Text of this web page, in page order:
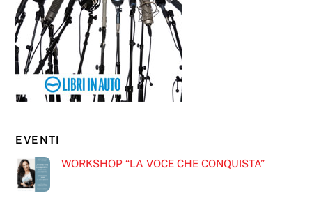
EVENTI
WORKSHOP “LA VOCE CHE CONQUISTA”